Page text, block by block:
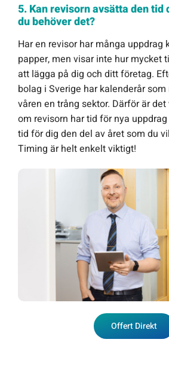
Offert Direkt
5. Kan revisorn avsätta den tid
du behöver det?
Har en revisor har många uppdrag
papper, men visar inte hur mycket
att lägga på dig och ditt företag.
bolag i Sverige har kalenderår
våren en trång sektor. Därför är
om revisorn har tid för nya
tid för dig den del av året som du
Timing är helt enkelt viktigt!